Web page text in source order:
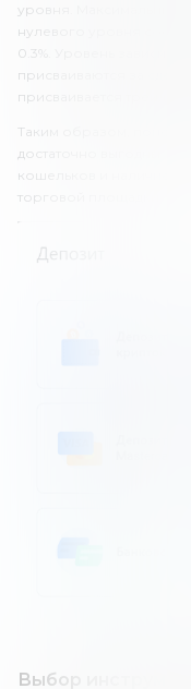
уровня. Максимальный
нулевого уровня
0.3%. Уровень зависит
присваиваются за
присваивается
Таким образом,
достаточно выгодны, но
кошельков и наличие
торговой площадки.
Выбор